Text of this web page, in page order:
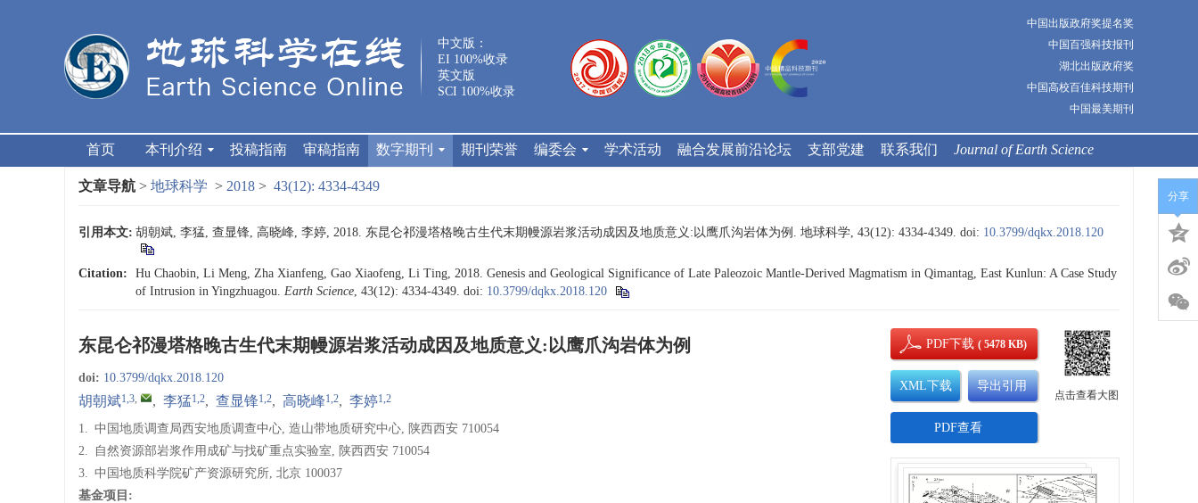
中文版：
EI 100%收录
英文版
SCI 100%收录
中国出版政府奖提名奖
中国百强科技报刊
湖北出版政府奖
中国高校百佳科技期刊
中国最美期刊
首页 本刊介绍 投稿指南 审稿指南 数字期刊 期刊荣誉 编委会 学术活动 融合发展前沿论坛 支部党建 联系我们 Journal of Earth Science
文章导航 > 地球科学 > 2018 > 43(12): 4334-4349
引用本文: 胡朝斌, 李猛, 查显锋, 高晓峰, 李婷, 2018. 东昆仑祁漫塔格晚古生代末期幔源岩浆活动成因及地质意义:以鹰爪沟岩体为例. 地球科学, 43(12): 4334-4349. doi: 10.3799/dqkx.2018.120
Citation:
Hu Chaobin, Li Meng, Zha Xianfeng, Gao Xiaofeng, Li Ting, 2018. Genesis and Geological Significance of Late Paleozoic Mantle-Derived Magmatism in Qimantag, East Kunlun: A Case Study
of Intrusion in Yingzhuagou. Earth Science, 43(12): 4334-4349. doi: 10.3799/dqkx.2018.120
东昆仑祁漫塔格晚古生代末期幔源岩浆活动成因及地质意义:以鹰爪沟岩体为例
doi: 10.3799/dqkx.2018.120
胡朝斌1,3, , 李猛1,2, 查显锋1,2, 高晓峰1,2, 李婷1,2
1. 中国地质调查局西安地质调查中心, 造山带地质研究中心, 陕西西安 710054
2.
自然资源部岩浆作用成矿与找矿重点实验室, 陕西西安 710054
3. 中国地质科学院矿产资源研究所, 北京 100037
基金项目:
PDF下载( 5478 KB)
XML下载 导出引用
PDF查看
点击查看大图
分享